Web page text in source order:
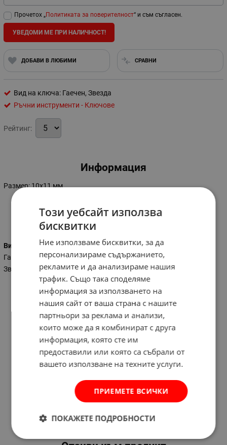
Прочетох „Политиката за поверителност“ и съм съгласен.
УВЕДОМИ МЕ ПРИ НАЛИЧНОСТ!
ДОБАВИ В ЛЮБИМИ СРАВНИ
Вид на ключа: Гаечен, Звезда
Ръчни инструменти - Ключове
Рейтинг:
Информация
Размер: 10х11 мм.
Вид на ключа
Гаечен
Звезда
Този уебсайт използва
бисквитки
Ние използваме бисквитки, за да
персонализираме съдържанието,
рекламите и да анализираме нашия
трафик. Също така споделяме
информация за използването на
нашия сайт от ваша страна с нашите
партньори за реклама и анализи,
които може да я комбинират с друга
информация, която сте им
предоставили или която са събрали от
вашето използване на техните услуги.
ПРИЕМЕТЕ ВСИЧКИ
ПОКАЖЕТЕ ПОДРОБНОСТИ